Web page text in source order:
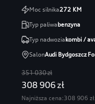
Moc silnika272 KM
Typ paliwabenzyna
Typ nadwoziakombi /
SalonAudi Bydgoszcz
351 030 zł
308 906 zł
Najniższa cena:308 906 zł